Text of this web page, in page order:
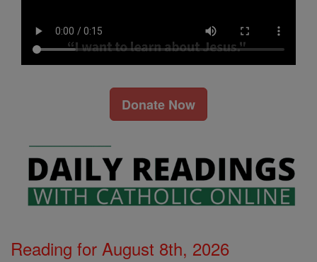
Donate Now
Reading for August 8th, 2026